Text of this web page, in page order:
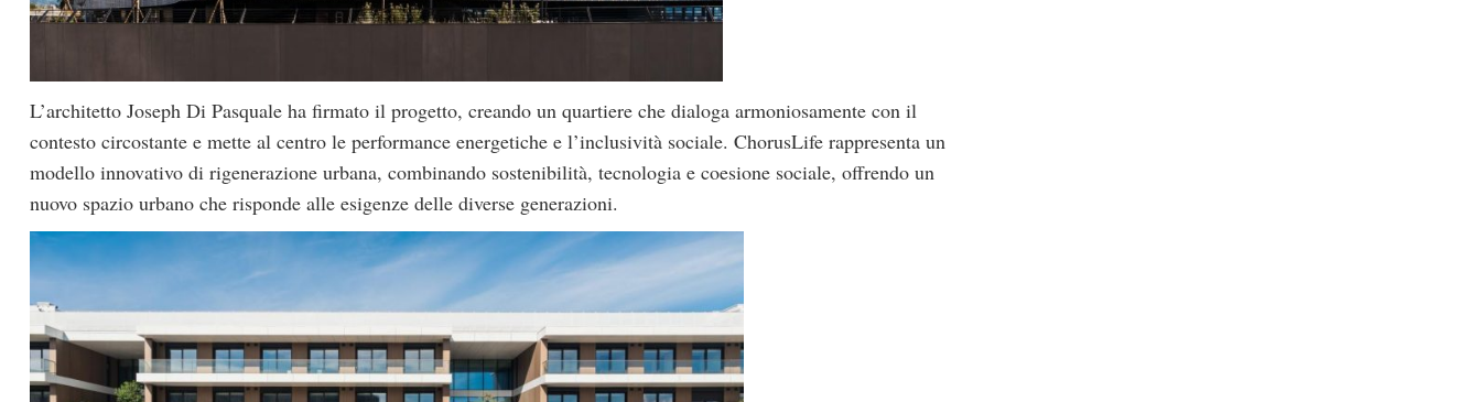
L’architetto Joseph Di Pasquale ha firmato il progetto, creando un quartiere che dialoga armoniosamente con il
contesto circostante e mette al centro le performance energetiche e l’inclusività sociale. ChorusLife rappresenta un
modello innovativo di rigenerazione urbana, combinando sostenibilità, tecnologia e coesione sociale, offrendo un
nuovo spazio urbano che risponde alle esigenze delle diverse generazioni.